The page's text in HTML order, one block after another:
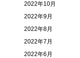
2022年10月
2022年9月
2022年8月
2022年7月
2022年6月